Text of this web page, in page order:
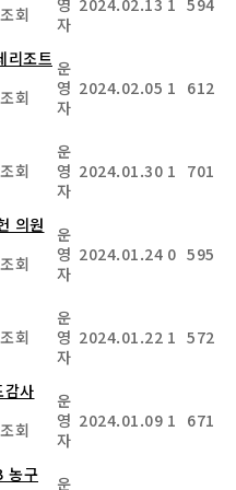
조회
자
리조트
조회
운
영
자
2024.02.05 1 612
조회
운
영
자
2024.01.30 1 701
의원
조회
운
영
자
2024.01.24 0 595
조회
운
영
자
2024.01.22 1 572
감사
조회
운
영
자
2024.01.09 1 671
농구
운